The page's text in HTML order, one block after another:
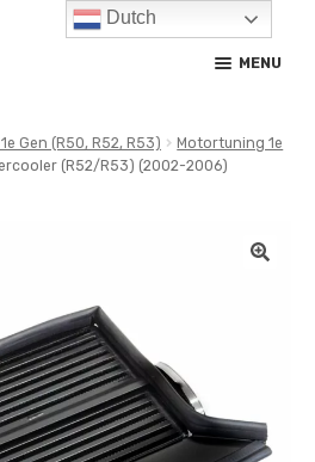
MENU
Gen (R50, R52, R53)
Motortuning 1e
(R52/R53) (2002-2006)
Dutch